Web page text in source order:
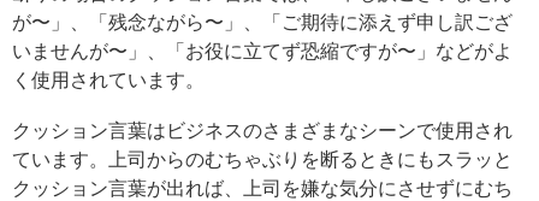
が〜」、「残念ながら〜」、「ご期待に添えず申し訳ござ
いませんが〜」、「お役に立てず恐縮ですが〜」などがよ
く使用されています。
クッション言葉はビジネスのさまざまなシーンで使用され
ています。上司からのむちゃぶりを断るときにもスラッと
クッション言葉が出れば、上司を嫌な気分にさせずにむち